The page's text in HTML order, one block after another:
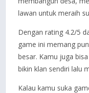
lawan untuk meraih
Dengan rating 4.2/5
game ini memang
besar. Kamu juga
bikin klan sendiri lalu
Kalau kamu suka